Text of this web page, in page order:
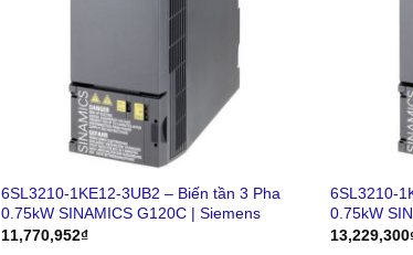
6SL3210-1KE12-3UB2 – Biến tần 3 Pha
0.75kW SINAMICS G120C | Siemens
11,770,952₫
6SL3210-
0.75kW
13,229,300